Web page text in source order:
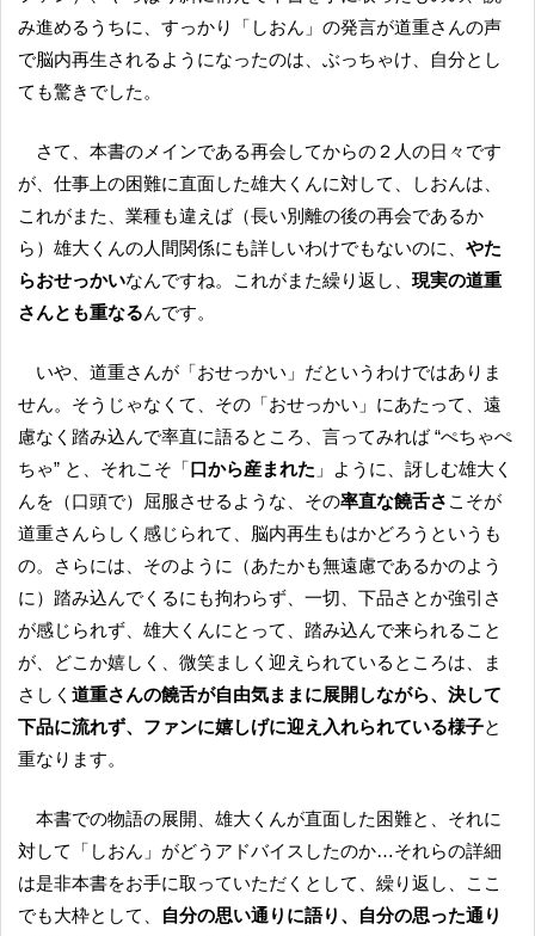
み進めるうちに、すっかり「しおん」の発言が道重さんの声
で脳内再生されるようになったのは、ぶっちゃけ、自分とし
ても驚きでした。
さて、本書のメインである再会してからの２人の日々です
が、仕事上の困難に直面した雄大くんに対して、しおんは、
これがまた、業種も違えば（長い別離の後の再会であるか
ら）雄大くんの人間関係にも詳しいわけでもないのに、 やた
らおせっかいなんですね。これがまた繰り返し、 現実の道重
さんとも重なるんです。
いや、道重さんが「おせっかい」だというわけではありま
せん。そうじゃなくて、その「おせっかい」にあたって、遠
慮なく踏み込んで率直に語るところ、言ってみれば “ぺちゃぺ
ちゃ” と、それこそ「口から産まれた 」ように、訝しむ雄大く
んを（口頭で）屈服させるような、その率直な饒舌さ こそが
道重さんらしく感じられて、脳内再生もはかどろうというも
の。さらには、そのように（あたかも無遠慮であるかのよう
に）踏み込んでくるにも拘わらず、一切、下品さとか強引さ
が感じられず、雄大くんにとって、踏み込んで来られること
が、どこか嬉しく、微笑ましく迎えられているところは、ま
さしく 道重さんの饒舌が自由気ままに展開しながら、決して
下品に流れず、ファンに嬉しげに迎え入れられている様子と
重なります。
本書での物語の展開、雄大くんが直面した困難と、それに
対して「しおん」がどうアドバイスしたのか…それらの詳細
は是非本書をお手に取っていただくとして、繰り返し、ここ
でも大枠として、
自分の思い通りに語り、自分の思った通り